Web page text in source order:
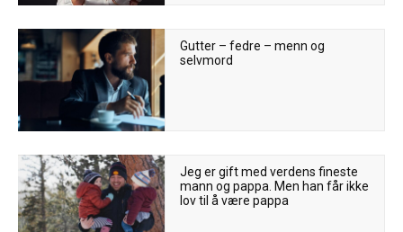
Gutter – fedre – menn og
selvmord
Jeg er gift med verdens fineste
mann og pappa. Men han får ikke
lov til å være pappa